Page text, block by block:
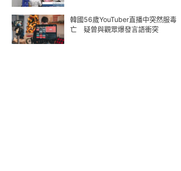
韓國56歲YouTuber直播中突然服毒
亡 疑曾與觀眾爆發言語衝突